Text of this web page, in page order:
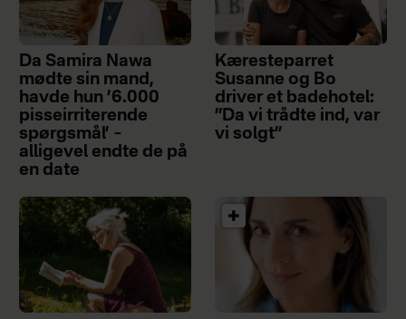
Da Samira Nawa
mødte sin mand,
havde hun ’6.000
pisseirriterende
spørgsmål’ –
alligevel endte de på
en date
Kæresteparret
Susanne og Bo
driver et badehotel:
”Da vi trådte ind, var
vi solgt”